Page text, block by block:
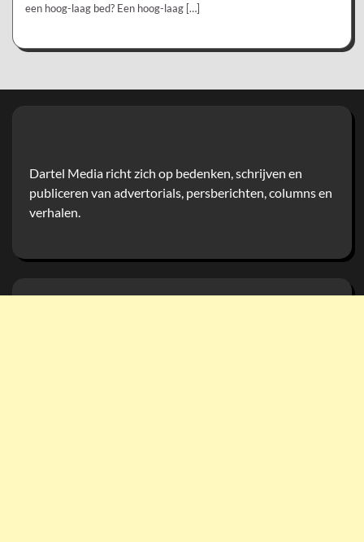
een hoog-laag bed? Een hoog-laag […]
Dartel Media richt zich op bedenken, schrijven en
publiceren van advertorials, persberichten, columns en
verhalen.